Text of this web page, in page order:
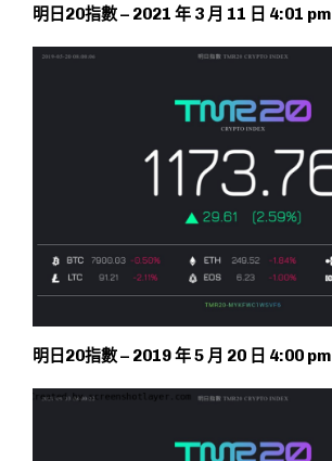
明日20指數 – 2021 年 3 月 11 日 4:01 pm
明日20指數 – 2019 年 5 月 20 日 4:00 pm